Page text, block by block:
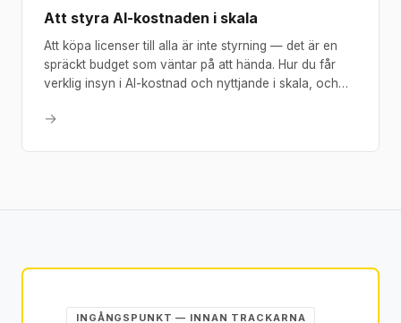
Att styra AI-kostnaden i skala
Att köpa licenser till alla är inte styrning — det är en
spräckt budget som väntar på att hända. Hur du får
verklig insyn i AI-kostnad och nyttjande i skala, och
→
INGÅNGSPUNKT — INNAN TRACKARNA